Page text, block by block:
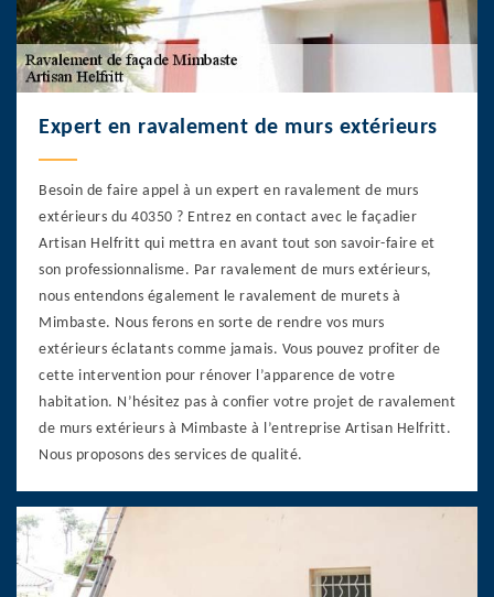
Expert en ravalement de murs extérieurs
Besoin de faire appel à un expert en ravalement de murs
extérieurs du 40350 ? Entrez en contact avec le façadier
Artisan Helfritt qui mettra en avant tout son savoir-faire et
son professionnalisme. Par ravalement de murs extérieurs,
nous entendons également le ravalement de murets à
Mimbaste. Nous ferons en sorte de rendre vos murs
extérieurs éclatants comme jamais. Vous pouvez profiter de
cette intervention pour rénover l’apparence de votre
habitation. N’hésitez pas à confier votre projet de ravalement
de murs extérieurs à Mimbaste à l’entreprise Artisan Helfritt.
Nous proposons des services de qualité.